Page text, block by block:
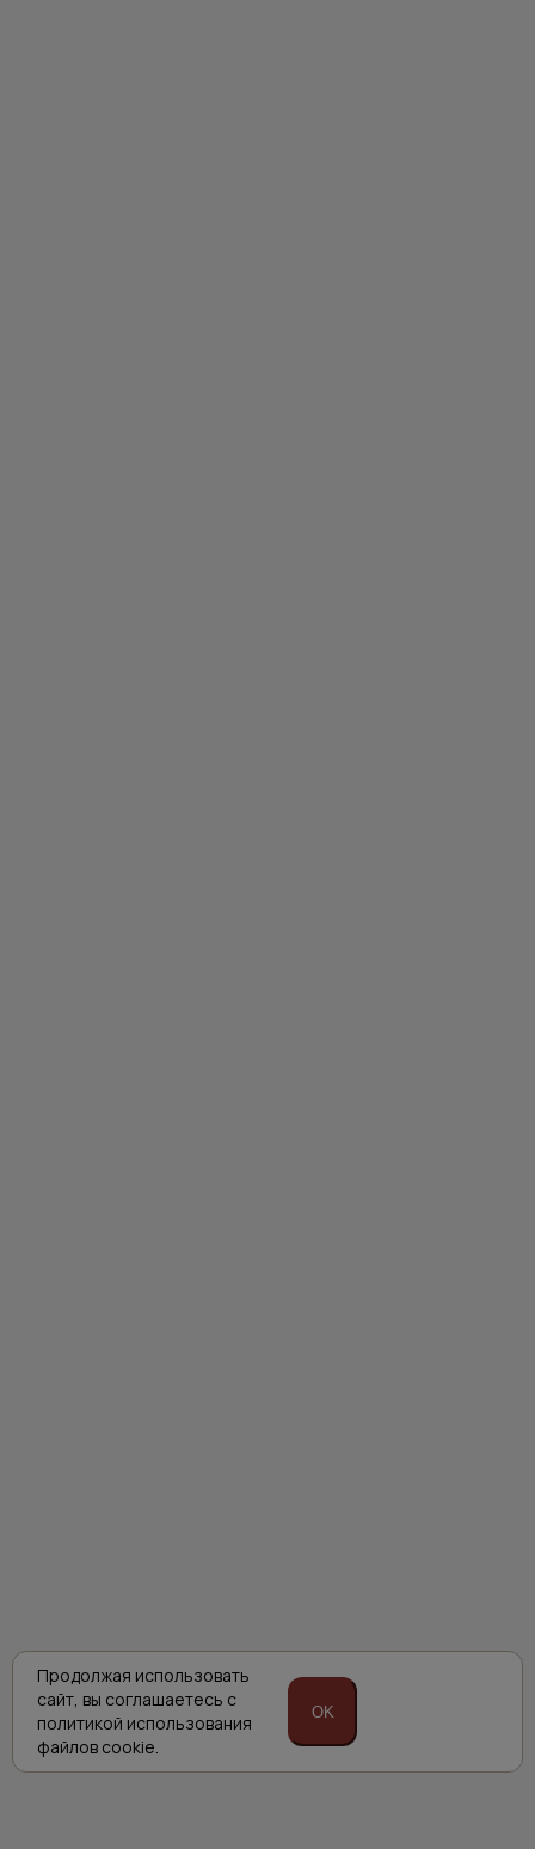
Продолжая использовать
сайт, вы соглашаетесь с
политикой использования
файлов cookie.
OK